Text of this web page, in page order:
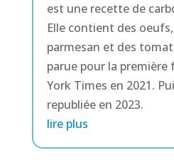
est une recette de
Elle contient des
parmesan et des
parue pour la première
York Times en 2021.
republiée en 2023.
lire plus